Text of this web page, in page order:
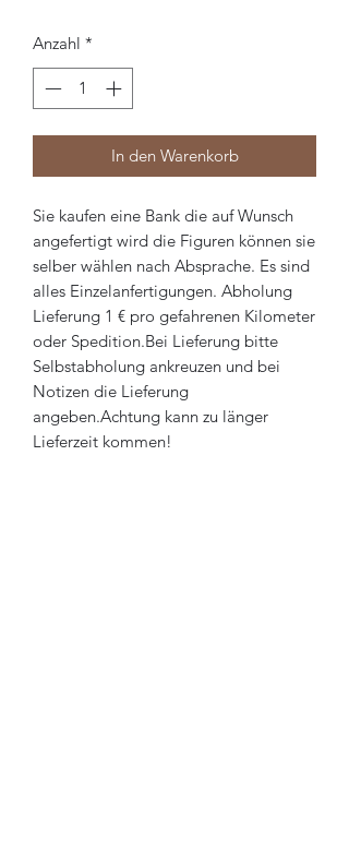
Anzahl *
In den Warenkorb
Sie kaufen eine Bank die auf Wunsch
angefertigt wird die Figuren können sie
selber wählen nach Absprache. Es sind
alles Einzelanfertigungen. Abholung
Lieferung 1 € pro gefahrenen Kilometer
oder Spedition.Bei Lieferung bitte
Selbstabholung ankreuzen und bei
Notizen die Lieferung
angeben.Achtung kann zu länger
Lieferzeit kommen!